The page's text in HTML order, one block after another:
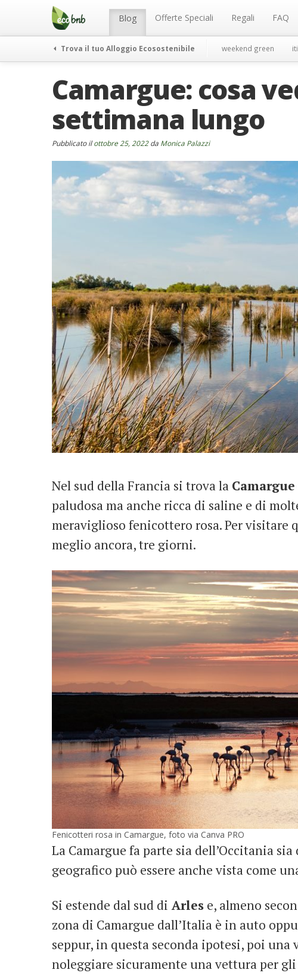
Menu Blog Offerte Speciali Regali FAQ
Trova il tuo Alloggio Ecosostenibile weekend green
Camargue: cosa
settimana lungo
Pubblicato ilottobre 25, 2022da Monica Palazzi
Nel sud della Francia si trova la Camargue
paludosa ma anche ricca di saline e di
meraviglioso fenicottero rosa. Per visitare
meglio ancora, tre giorni.
Fenicotteri rosa in Camargue, foto via Canva PRO
La Camargue fa parte sia dell’Occitania sia
geografico può essere anche vista come
Si estende dal sud di Arles e, almeno
zona di Camargue dall’Italia è in auto
seppur, in questa seconda ipotesi, poi
noleggiare sicuramente una vettura per